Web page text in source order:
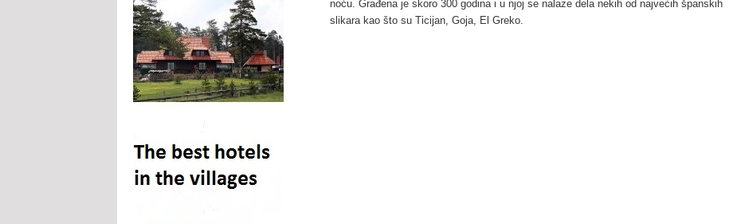
noću. Građena je skoro 300 godina i u njoj se nalaze dela nekih od najvećih španskih
slikara kao što su Ticijan, Goja, El Greko.